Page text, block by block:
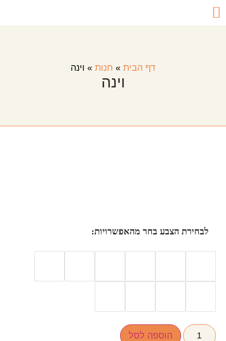
דף הבית » חנות » וינה
וינה
לבחירת הצבע בחר מהאפשרויות:
הוספה לסל